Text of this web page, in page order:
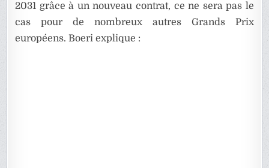
2031 grâce à un nouveau contrat, ce ne sera pas le
cas pour de nombreux autres Grands Prix
européens. Boeri explique :